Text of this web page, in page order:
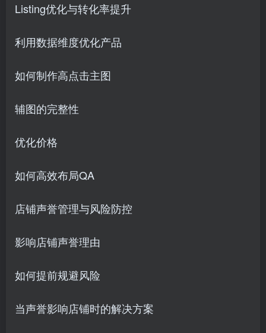
Listing优化与转化率提升
利用数据维度优化产品
如何制作高点击主图
辅图的完整性
优化价格
如何高效布局QA
店铺声誉管理与风险防控
影响店铺声誉理由
如何提前规避风险
当声誉影响店铺时的解决方案